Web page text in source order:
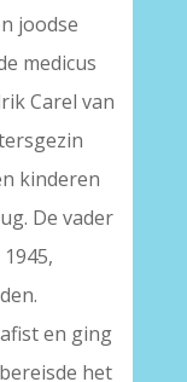
joodse
medicus
Carel van
kinderen
De vader
en ging
het